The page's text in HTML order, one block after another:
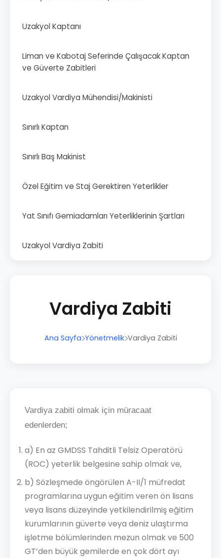
Uzakyol Kaptanı
Liman ve Kabotaj Seferinde Çalışacak Kaptan
ve Güverte Zabitleri
Uzakyol Vardiya Mühendisi/Makinisti
Sınırlı Kaptan
Sınırlı Baş Makinist
Özel Eğitim ve Staj Gerektiren Yeterlikler
Yat Sınıfı Gemiadamları Yeterliklerinin Şartları
Uzakyol Vardiya Zabiti
Vardiya Zabiti
Ana Sayfa Yönetmelik Vardiya Zabiti
Vardiya zabiti olmak için müracaat
edenlerden;
a) En az GMDSS Tahditli Telsiz Operatörü
(ROC) yeterlik belgesine sahip olmak ve,
b) Sözleşmede öngörülen A-II/1 müfredat
programlarına uygun eğitim veren ön lisans
veya lisans düzeyinde yetkilendirilmiş eğitim
kurumlarının güverte veya deniz ulaştırma
işletme bölümlerinden mezun olmak ve 500
GT’den büyük gemilerde en çok dört ayı